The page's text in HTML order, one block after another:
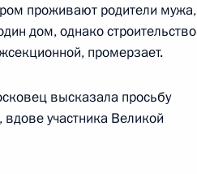
проживают родители мужа,
дом, однако строительство
промерзает.
высказала просьбу
участника Великой